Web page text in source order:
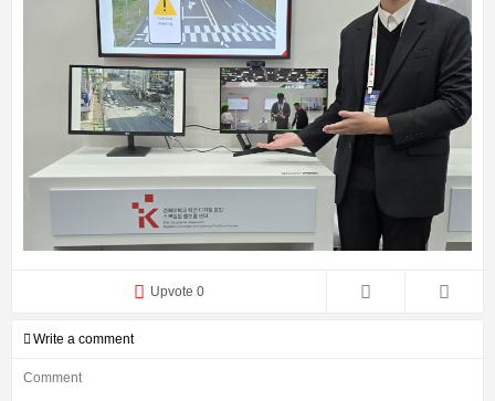
Upvote 0
Write a comment